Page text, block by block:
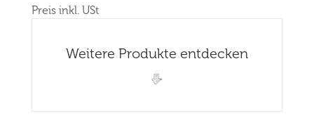
Preis inkl. USt
Weitere Produkte entdecken